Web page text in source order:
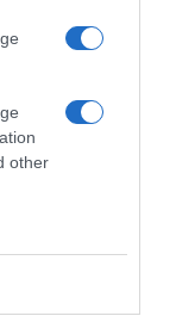
other
οKospi